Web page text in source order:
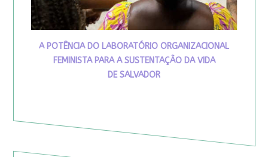
A POTÊNCIA DO LABORATÓRIO ORGANIZACIONAL
FEMINISTA PARA A SUSTENTAÇÃO DA VIDA
DE SALVADOR